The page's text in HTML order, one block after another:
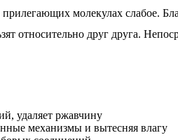
молекулах слабое.
относительно друг друга.
удаляет ржавчину
механизмы и вытесняя влагу